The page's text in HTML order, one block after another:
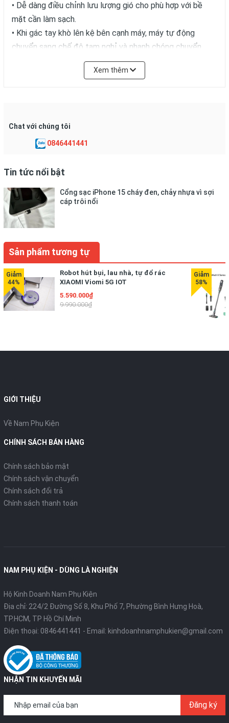
• Dễ dàng điều chỉnh lưu lượng gió cho phù hợp với bề
mặt cần làm sạch.
• Khi gác tay khò lên kệ bên cạnh máy, máy tự động
chuyển sang chế độ tạm nghỉ và nhanh chóng chuyển
sang chế độ làm việc khi bạn cầm lên.
- Với Máy khò nhiệt YOUYUE 85D+ bạn hoàn toàn yên tâm
Xem thêm
Chat với chúng tôi
0846441441
Tin tức nổi bật
Cổng sạc iPhone 15 cháy đen, chảy nhựa vì sợi
cáp trôi nổi
Sản phẩm tương tự
Robot hút bụi, lau nhà, tự đổ rác
XIAOMI Viomi 5G IOT
5.590.000₫
9.990.000₫
GIỚI THIỆU
Về Nam Phụ Kiện
CHÍNH SÁCH BÁN HÀNG
Chính sách bảo mật
Chính sách vận chuyển
Chính sách đổi trả
Chính sách thanh toán
NAM PHỤ KIỆN - DÙNG LÀ NGHIỆN
Hộ Kinh Doanh Nam Phụ Kiện
Địa chỉ: 224/2 Đường Số 8, Khu Phố 7, Phường Bình Hưng Hoà,
TP.HCM, TP Hồ Chí Minh
Điện thoại: 0846441441 - Email: kinhdoanhnamphukien@gmail.com
NHẬN TIN KHUYẾN MÃI
Đăng ký